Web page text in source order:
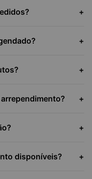
+
+
+
+
+
disponíveis? +